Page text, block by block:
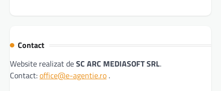
Contact
Website realizat deSC ARC MEDIASOFT SRL.
Contact:office@e-agentie.ro .